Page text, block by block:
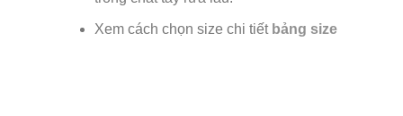
Xem cách chọn size chi tiết bảng size